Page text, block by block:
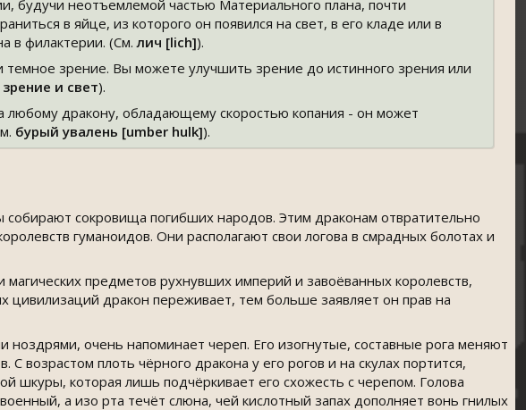
будучи неотъемлемой частью Материального плана, почти
в яйце, из которого он появился на свет, в его кладе или в
в филактерии. (См.лич [lich]).
темное зрение. Вы можете улучшить зрение до истинного зрения или
зрение и свет).
любому дракону, обладающему скоростью копания - он может
бурый увалень [umber hulk]).
сокровища погибших народов. Этим драконам отвратительно
гуманоидов. Они располагают свои логова в смрадных болотах и
предметов рухнувших империй и завоёванных королевств,
дракон переживает, тем больше заявляет он прав на
очень напоминает череп. Его изогнутые, составные рога меняют
возрастом плоть чёрного дракона у его рогов и на скулах портится,
шкуры, которая лишь подчёркивает его схожесть с черепом. Голова
а изо рта течёт слюна, чей кислотный запах дополняет вонь гнилых